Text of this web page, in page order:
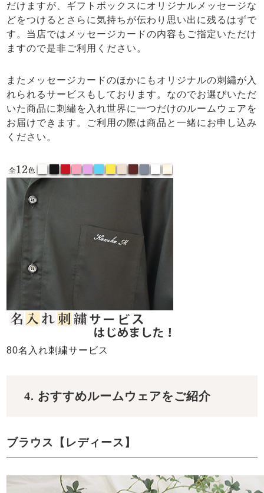
だけますが、ギフトボックスにオリジナルメッセージな
どをつけるとさらに気持ちが伝わり思い出に残るはずで
す。当店ではメッセージカードの内容もご指定いただけ
ますので是非ご利用ください。
またメッセージカードのほかにもオリジナルの刺繡が入
れられるサービスもしております。なのでお選びいただ
いた商品に刺繡を入れ世界に一つだけのルームウェアを
お届けできます。ご利用の際は商品と一緒にお申し込み
ください。
80名入れ刺繍サービス
4. おすすめルームウェアをご紹介
ブラウス【レディース】